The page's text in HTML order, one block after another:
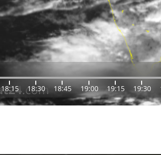
18:15 18:30 18:45 19:00 19:15 19:30